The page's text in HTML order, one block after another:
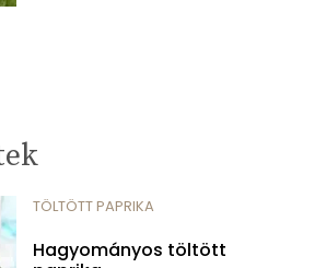
TÖLTÖTT PAPRIKA
Hagyományos töltött